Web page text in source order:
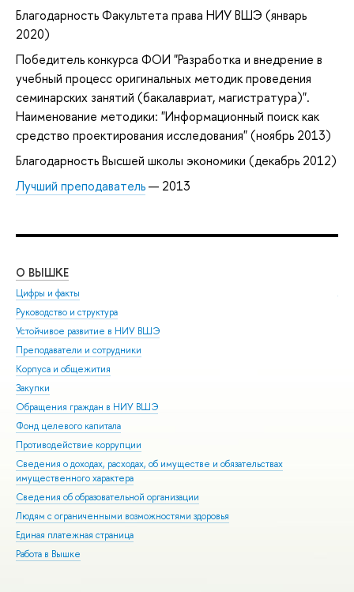
Благодарность Факультета права НИУ ВШЭ (январь
2020)
Победитель конкурса ФОИ "Разработка и внедрение в
учебный процесс оригинальных методик проведения
семинарских занятий (бакалавриат, магистратура)".
Наименование методики: "Информационный поиск как
средство проектирования исследования" (ноябрь 2013)
Благодарность Высшей школы экономики (декабрь 2012)
Лучший преподаватель— 2013
О ВЫШКЕ
Цифры и факты
Руководство и структура
Устойчивое развитие в НИУ ВШЭ
Преподаватели и сотрудники
Корпуса и общежития
Закупки
Обращения граждан в НИУ ВШЭ
Фонд целевого капитала
Противодействие коррупции
Сведения о доходах, расходах, об имуществе и обязательствах
имущественного характера
Сведения об образовательной организации
Людям с ограниченными возможностями здоровья
Единая платежная страница
Работа в Вышке